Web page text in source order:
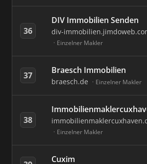
36
DIV Immobilien Senden
div-
Einzelner Makler
37 Braesch Immobilien
braesch.de Einzelner Makler
38
Einzelner Makler
Cuxim